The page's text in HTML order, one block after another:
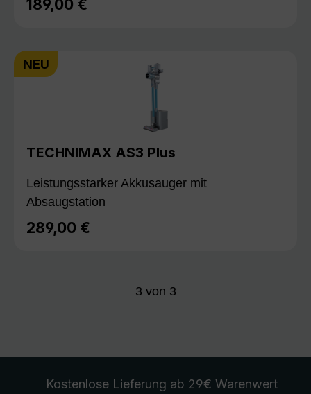
Regulärer Preis:
189,00 €
NEU
TECHNIMAX AS3 Plus
Leistungsstarker Akkusauger mit
Absaugstation
Regulärer Preis:
289,00 €
3 von 3
Kostenlose Lieferung ab 29€ Warenwert